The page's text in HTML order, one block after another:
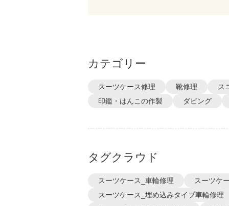
カテゴリー
スーツケース修理 靴修理
ス
印鑑・はんこの作製
ダビング
タグクラウド
スーツケース_車輪修理
スーツケ
スーツケース_埋め込みタイプ車輪修理